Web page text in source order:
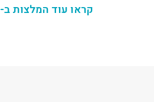
קראו עוד המלצות ב-Google Business